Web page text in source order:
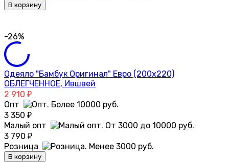
В корзину
-26%
Одеяло "Бамбук Оригинал" Евро (200х220)
ОБЛЕГЧЕННОЕ, Ившвей
2 910 ₽
Опт
3 350 ₽
Малый опт
3 790 ₽
Розница
В корзину